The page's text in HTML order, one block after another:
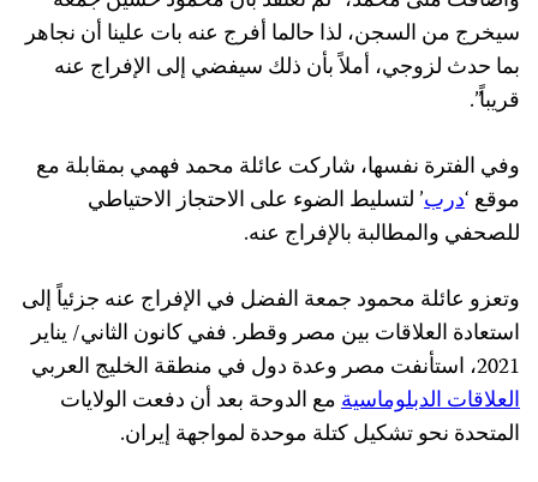
سيخرج من السجن، لذا حالما أفرج عنه بات علينا أن نجاهر
بما حدث لزوجي، أملاً بأن ذلك سيفضي إلى الإفراج عنه
قريباً”.
وفي الفترة نفسها، شاركت عائلة محمد فهمي بمقابلة مع
موقع ‘درب’ لتسليط الضوء على الاحتجاز الاحتياطي
للصحفي والمطالبة بالإفراج عنه.
وتعزو عائلة محمود جمعة الفضل في الإفراج عنه جزئياً إلى
استعادة العلاقات بين مصر وقطر. ففي كانون الثاني/ يناير
2021، استأنفت مصر وعدة دول في منطقة الخليج العربي
العلاقات الدبلوماسيةمع الدوحة بعد أن دفعت الولايات
المتحدة نحو تشكيل كتلة موحدة لمواجهة إيران.